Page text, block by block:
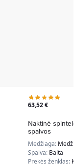
63,52€
Naktinė
spalvos
Medžiaga:
Spalva: Balta
Prekės ženklas: